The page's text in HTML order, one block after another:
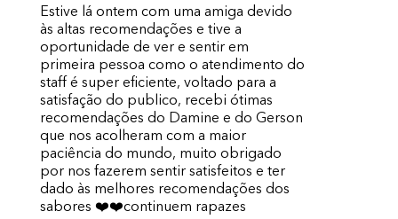
Estive lá ontem com uma amiga devido
às altas recomendações e tive a
oportunidade de ver e sentir em
primeira pessoa como o atendimento do
staff é super eficiente, voltado para a
satisfação do publico, recebi ótimas
recomendações do Damine e do Gerson
que nos acolheram com a maior
paciência do mundo, muito obrigado
por nos fazerem sentir satisfeitos e ter
dado às melhores recomendações dos
sabores ❤️❤️continuem rapazes